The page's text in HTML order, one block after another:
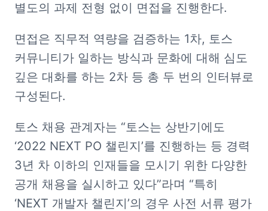
별도의 과제 전형 없이 면접을 진행한다.
면접은 직무적 역량을 검증하는 1차, 토스
커뮤니티가 일하는 방식과 문화에 대해 심도
깊은 대화를 하는 2차 등 총 두 번의 인터뷰로
구성된다.
토스 채용 관계자는 “토스는 상반기에도
‘2022 NEXT PO 챌린지’를 진행하는 등 경력
3년 차 이하의 인재들을 모시기 위한 다양한
공개 채용을 실시하고 있다”라며 “특히
‘NEXT 개발자 챌린지’의 경우 사전 서류 평가